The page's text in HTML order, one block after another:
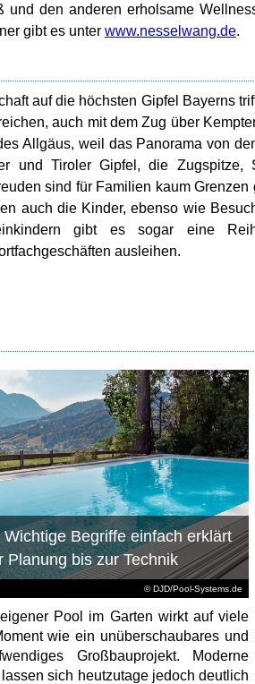
und den anderen erholsame
gibt es unter www.nesselwang.de.
auf die höchsten Gipfel Bayerns
auch mit dem Zug über
Allgäus, weil das Panorama von
und Tiroler Gipfel, die Zugspitze,
sind für Familien kaum Grenzen
auch die Kinder, ebenso wie
gibt es sogar eine
ausleihen.
© DJD/Pool-Systems.de
Wichtige Begriffe einfach erklärt
Planung bis zur Technik
Pool im Garten wirkt auf viele
wie ein unüberschaubares und
Großbauprojekt. Moderne
sich heutzutage jedoch deutlich